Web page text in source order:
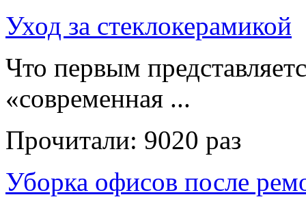
Уход за стеклокерамикой
Что первым
«современная ...
Прочитали: 9020 раз
Уборка офисов после